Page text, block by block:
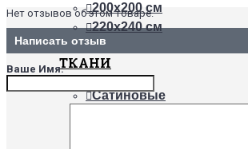
200х200 см
220х240 см
ТКАНИ
Сатиновые
Нет отзывов об этом товаре.
Написать отзыв
Ваше Имя: